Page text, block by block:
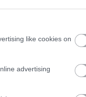
like cookies on
advertising